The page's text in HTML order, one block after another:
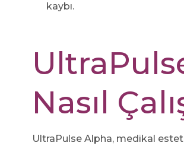
kaybı.
Nasıl
UltraPulse Alpha, medikal